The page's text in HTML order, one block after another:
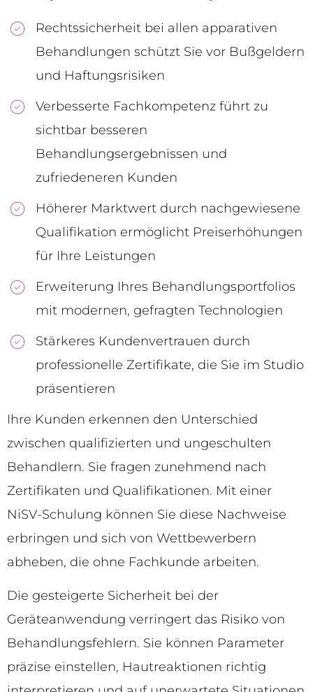
Rechtssicherheit bei allen apparativen
Behandlungen schützt Sie vor Bußgeldern
und Haftungsrisiken
Verbesserte Fachkompetenz führt zu
sichtbar besseren
Behandlungsergebnissen und
zufriedeneren Kunden
Höherer Marktwert durch nachgewiesene
Qualifikation ermöglicht Preiserhöhungen
für Ihre Leistungen
Erweiterung Ihres Behandlungsportfolios
mit modernen, gefragten Technologien
Stärkeres Kundenvertrauen durch
professionelle Zertifikate, die Sie im Studio
präsentieren
Ihre Kunden erkennen den Unterschied
zwischen qualifizierten und ungeschulten
Behandlern. Sie fragen zunehmend nach
Zertifikaten und Qualifikationen. Mit einer
NiSV-Schulung können Sie diese Nachweise
erbringen und sich von Wettbewerbern
abheben, die ohne Fachkunde arbeiten.
Die gesteigerte Sicherheit bei der
Geräteanwendung verringert das Risiko von
Behandlungsfehlern. Sie können Parameter
präzise einstellen, Hautreaktionen richtig